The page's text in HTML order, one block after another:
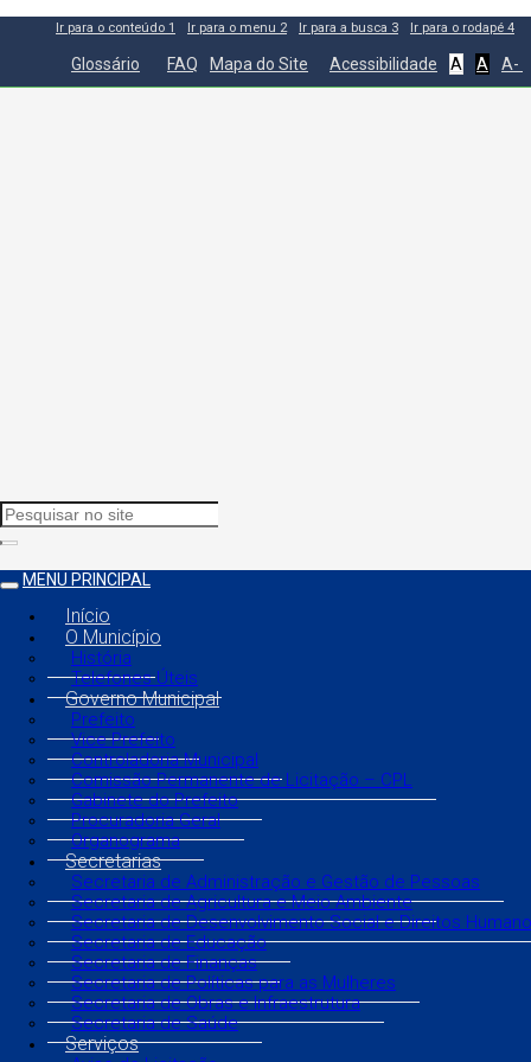
Ir para o conteúdo 1 Ir para o menu 2 Ir para a busca 3 Ir para o rodapé 4
Glossário FAQ Mapa do Site Acessibilidade A A A-
MENU PRINCIPAL
Início
O Município
História
Telefones Úteis
Governo Municipal
Prefeito
Vice Prefeito
Controladoria Municipal
Comissão Permanente de Licitação – CPL
Gabinete do Prefeito
Procuradoria Geral
Organograma
Secretarias
Secretaria de Administração e Gestão de Pessoas
Secretaria de Agricultura e Meio Ambiente
Secretaria de Desenvolvimento Social e Direitos
Secretaria de Educação
Secretaria de Finanças
Secretaria de Políticas para as Mulheres
Secretaria de Obras e Infraestrutura
Secretaria de Saúde
Serviços